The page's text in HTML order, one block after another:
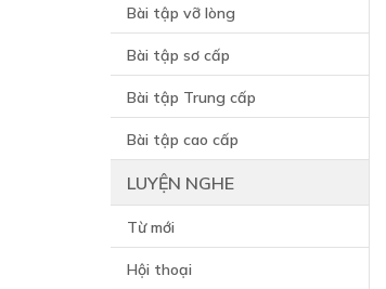
Bài tập vỡ lòng
Bài tập sơ cấp
Bài tập Trung cấp
Bài tập cao cấp
LUYỆN NGHE
Từ mới
Hội thoại